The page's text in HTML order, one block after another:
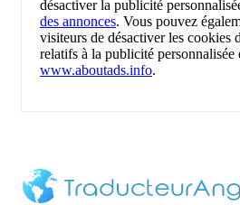
désactiver la publicité
des annonces. Vous pouvez
visiteurs de désactiver les cookies
relatifs à la publicité personnalisée
www.aboutads.info.